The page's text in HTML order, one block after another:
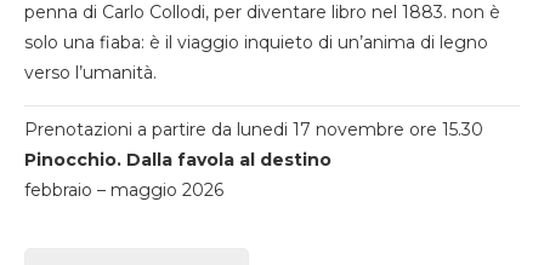
penna di Carlo Collodi, per diventare libro nel 1883. non è
solo una fiaba: è il viaggio inquieto di un’anima di legno
verso l’umanità.
Prenotazioni a partire da lunedi 17 novembre ore 15.30
Pinocchio. Dalla favola al destino
febbraio – maggio 2026